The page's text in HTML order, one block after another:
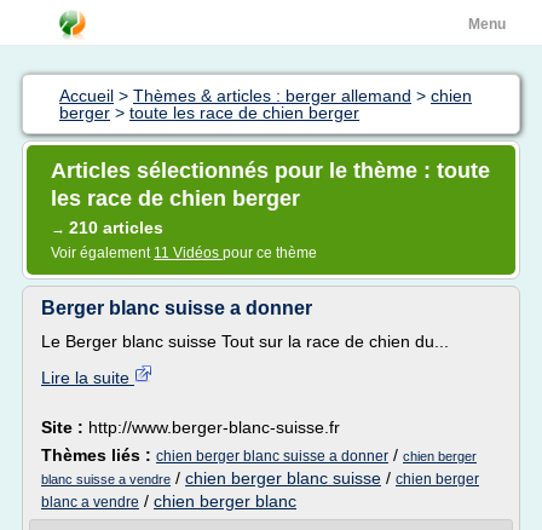
Menu
Accueil > Thèmes & articles : berger allemand > chien
berger > toute les race de chien berger
Articles sélectionnés pour le thème : toute
les race de chien berger
→ 210 articles
Voir également 11 Vidéos pour ce thème
Berger blanc suisse a donner
Le Berger blanc suisse Tout sur la race de chien du...
Lire la suite
Site : http://www.berger-blanc-suisse.fr
Thèmes liés : chien berger blanc suisse a donner / chien berger
blanc suisse a vendre / chien berger blanc suisse / chien berger
blanc a vendre / chien berger blanc